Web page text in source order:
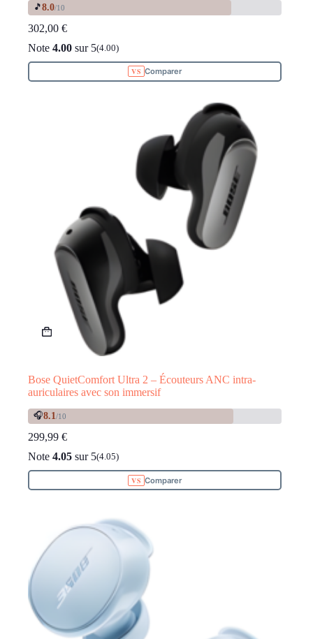
🎵8.0/10
302,00 €
Note 4.00 sur 5(4.00)
Comparer
Bose QuietComfort Ultra 2 – Écouteurs ANC intra-
auriculaires avec son immersif
🎧8.1/10
299,99 €
Note 4.05 sur 5(4.05)
Comparer